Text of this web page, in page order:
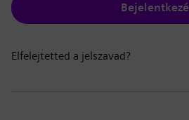
Elfelejtetted a jelszavad?